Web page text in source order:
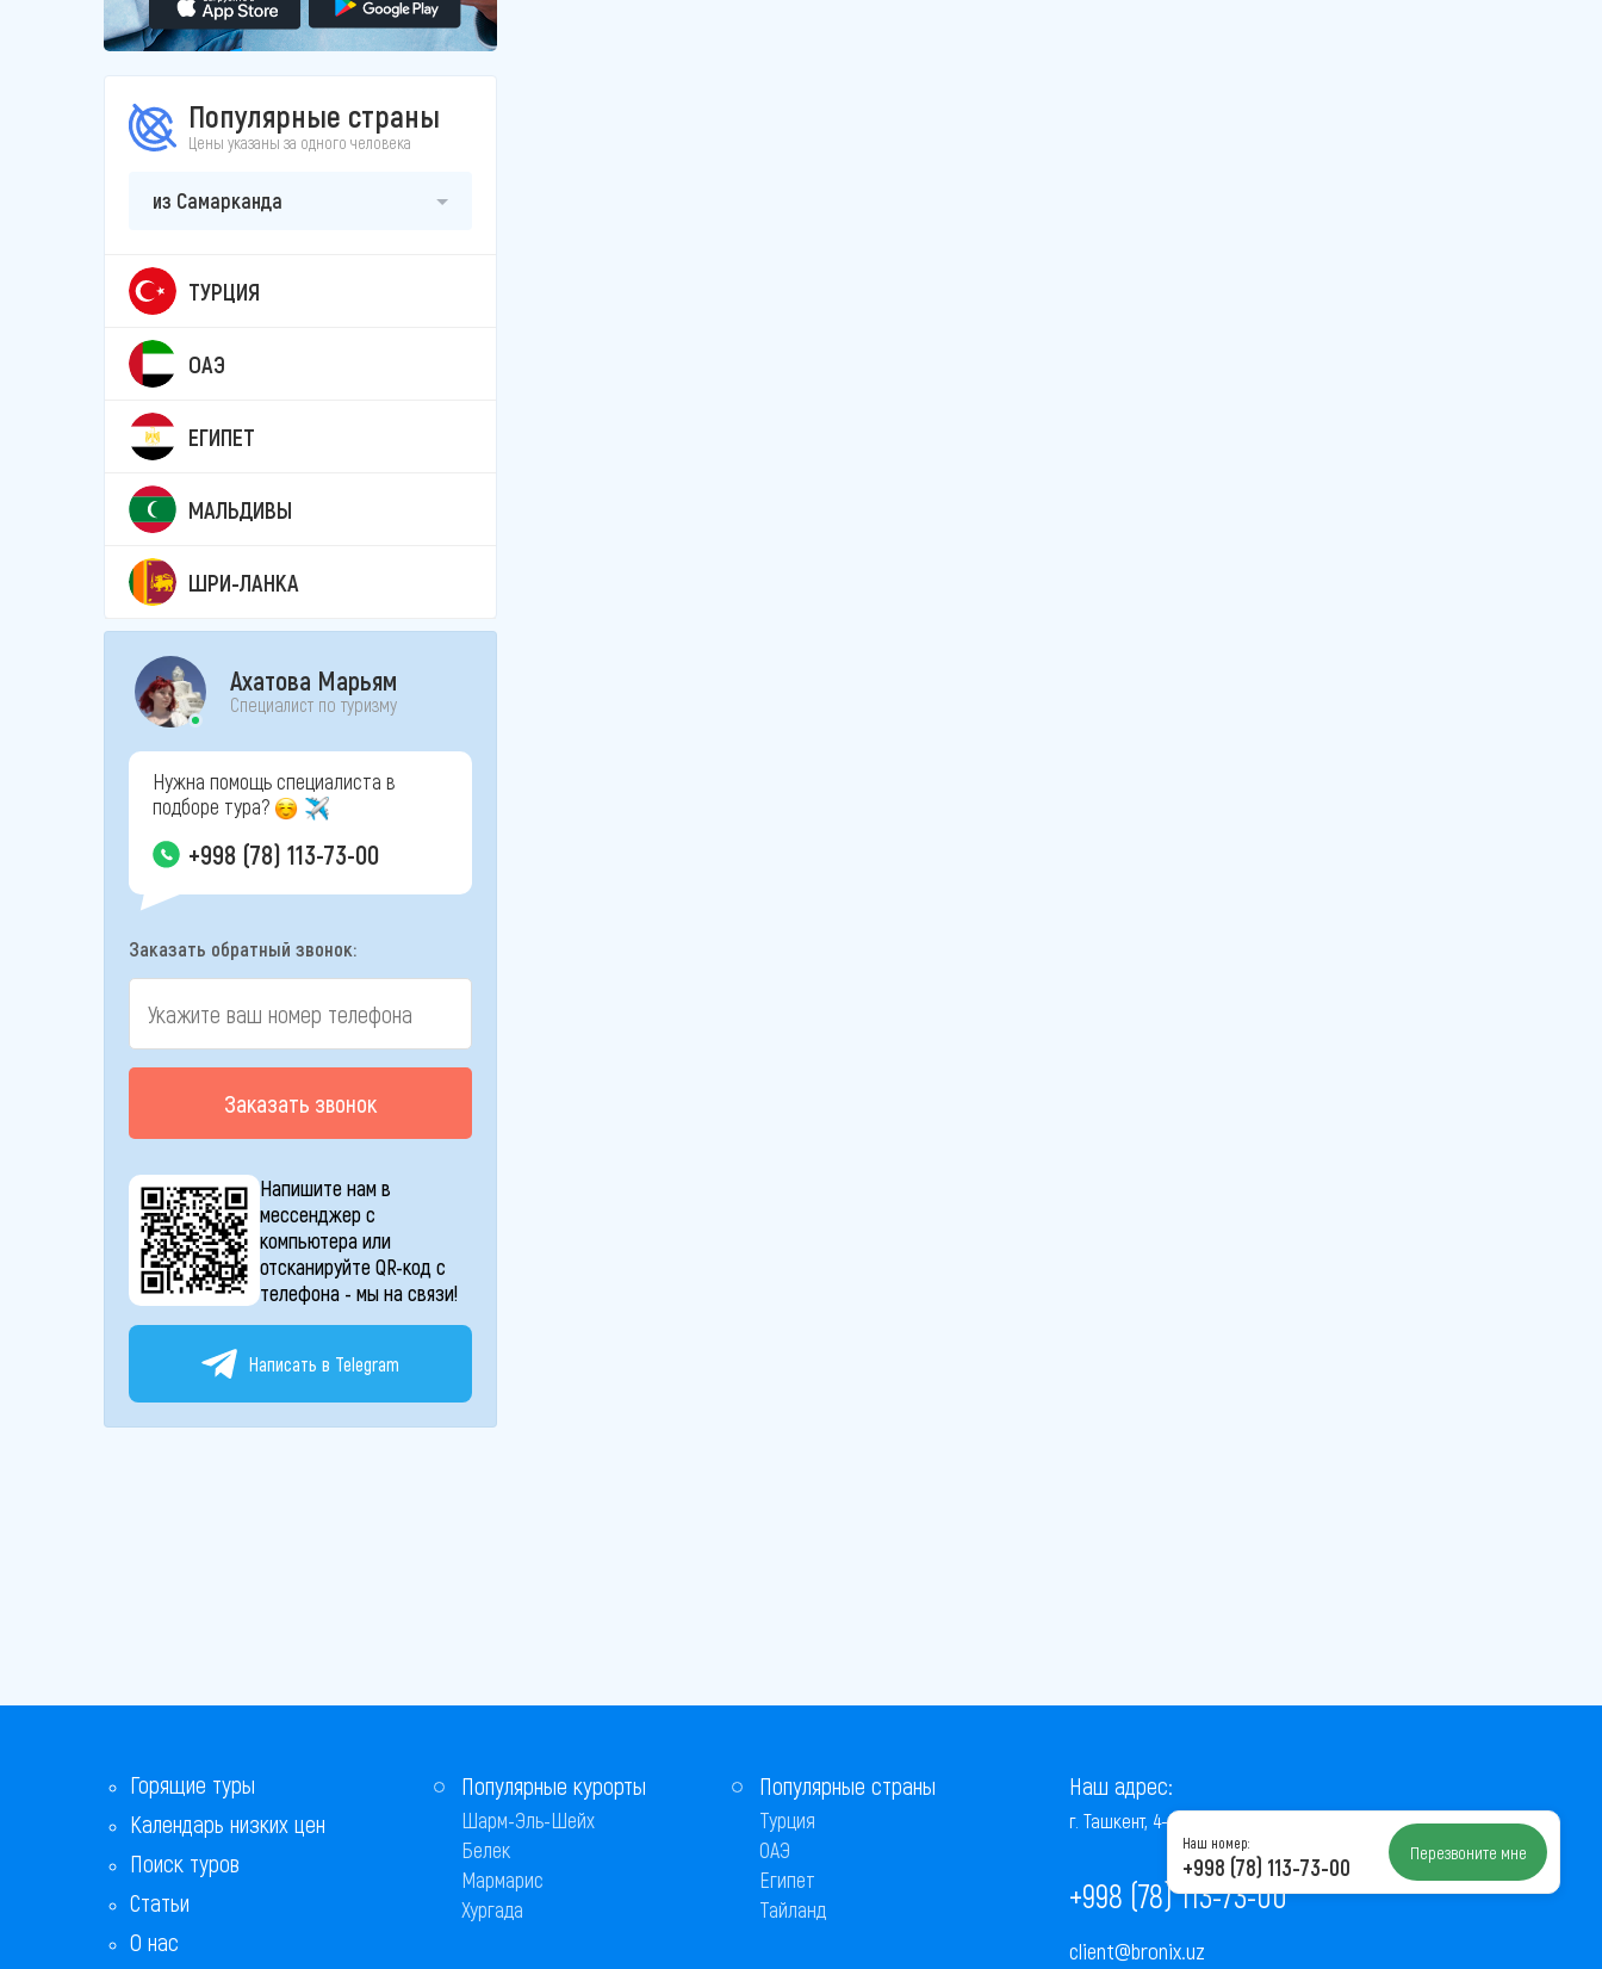
Популярные страны
Цены указаны за одного человека
из Самарканда
ТУРЦИЯ
ОАЭ
ЕГИПЕТ
МАЛЬДИВЫ
ШРИ-ЛАНКА
Ахатова Марьям
Специалист по туризму
Нужна помощь специалиста в
подборе тура?
+998 (78) 113-73-00
Заказать обратный звонок:
Заказать звонок
Напишите нам в
мессенджер с
компьютера или
отсканируйте QR-код с
телефона - мы на связи!
Написать в Telegram
Горящие туры
Календарь низких цен
Поиск туров
Статьи
О нас
Популярные курорты
Шарм-Эль-Шейх
Белек
Мармарис
Хургада
Популярные страны
Турция
ОАЭ
Египет
Тайланд
Наш адрес:
г. Ташкент, 4-й проезд Ниёзбек Йули, 7
+998 (78) 113-73-00
client@bronix.uz
Наш номер:
+998 (78) 113-73-00 Перезвоните мне